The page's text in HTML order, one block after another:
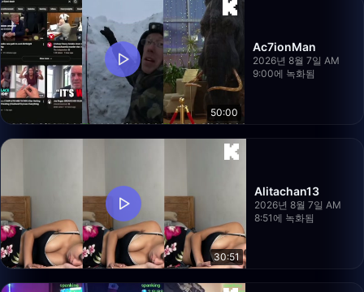
50:00
Ac7ionMan
2026년 8월 7일 AM
9:00에 녹화됨
30:51
Alitachan13
2026년 8월 7일 AM
8:51에 녹화됨